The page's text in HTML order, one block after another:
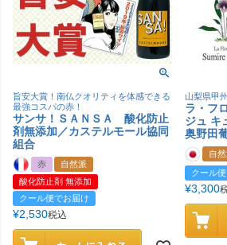
旨安大賞！南仏クオリティを体感できる
最強コスパの赤！
サンサ！ＳＡＮＳＡ 酸化防止
剤無添加／カステルモール協同
組合
赤
自然派
酸化防止剤 無添加
クール便でお届け
¥2,530税込
山梨県甲
ラ・フ
ジュ キ
奥野田
自
クール
¥3,300